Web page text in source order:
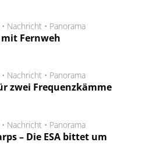
Nachricht • Panorama
Fernweh
Nachricht • Panorama
zwei Frequenzkämme
Nachricht • Panorama
– Die ESA bittet um